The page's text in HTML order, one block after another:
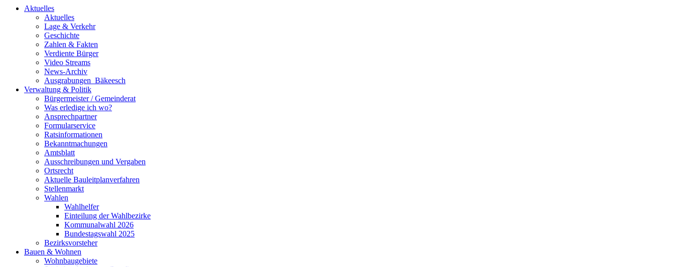
Aktuelles
Aktuelles
Lage & Verkehr
Geschichte
Zahlen & Fakten
Verdiente Bürger
Video Streams
News-Archiv
Ausgrabungen_Bäkeesch
Verwaltung & Politik
Bürgermeister / Gemeinderat
Was erledige ich wo?
Ansprechpartner
Formularservice
Ratsinformationen
Bekanntmachungen
Amtsblatt
Ausschreibungen und Vergaben
Ortsrecht
Aktuelle Bauleitplanverfahren
Stellenmarkt
Wahlen
Wahlhelfer
Einteilung der Wahlbezirke
Kommunalwahl 2026
Bundestagswahl 2025
Bezirksvorsteher
Bauen & Wohnen
Wohnbaugebiete